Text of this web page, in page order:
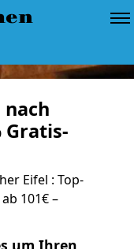
Gratis-
Eifel : Top-
101€ –
um Ihren